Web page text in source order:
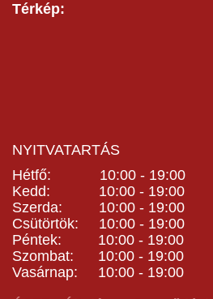
Térkép:
NYITVATARTÁS
Hétfő: 10:00 - 19:00
Kedd: 10:00 - 19:00
Szerda: 10:00 - 19:00
Csütörtök: 10:00 - 19:00
Péntek: 10:00 - 19:00
Szombat: 10:00 - 19:00
Vasárnap: 10:00 - 19:00